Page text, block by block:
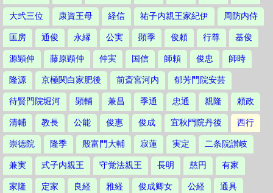
大弐三位 康資王母 経信 祐子内親王家紀伊 周防内侍
匡房 通俊 永縁 公実 顕季 俊頼 行尊 基俊
源顕仲 藤原顕仲 仲実 国信 師頼 俊忠 師時
隆源 京極関白家肥後 前斎宮河内 郁芳門院安芸
待賢門院堀河 顕輔 兼昌 季通 忠通 親隆 頼政
清輔 教長 公能 俊惠 俊成 宜秋門院丹後 西行
崇徳院 隆季 殷富門大輔 寂蓮 実定 二条院讃岐
兼実 式子内親王 守覚法親王 長明 慈円 有家
家隆 定家 良経 雅経 俊成卿女 公経 通具